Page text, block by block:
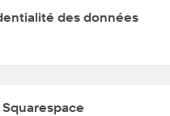
des données